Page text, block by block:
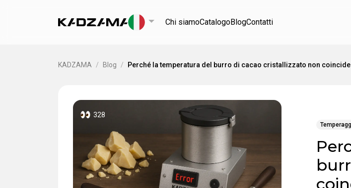
Chi siamoCatalogoBlogContatti
KADZAMA / Blog / Perché la temperatura del burro di cacao cristallizzato non
328